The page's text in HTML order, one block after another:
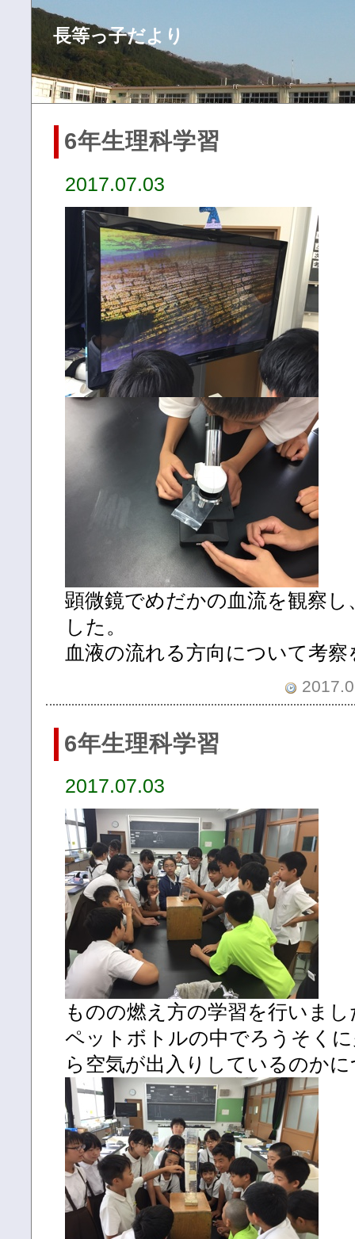
長等っ子だより
6年生理科学習
2017.07.03
顕微鏡でめだかの血流を観察
した。
血液の流れる方向について考
6年生理科学習
2017.07.03
ものの燃え方の学習を行いまし
ペットボトルの中でろうそく
ら空気が出入りしているのか